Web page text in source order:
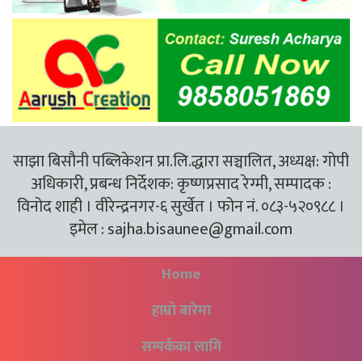
साझा बिसौनी पब्लिकेशन प्रा.लि.द्धारा सञ्चालित, अध्यक्ष: गोपी
अधिकारी, प्रबन्ध निर्देशक: कृष्णप्रसाद रेग्मी, सम्पादक :
विनोद शाही । वीरेन्द्रनगर-६ सुर्खेत । फोन नं. ०८३-५२०९८८ ।
इमेल :sajha.bisaunee@gmail.com
Home
हाम्रो बारेमा
सम्पर्कका लागि